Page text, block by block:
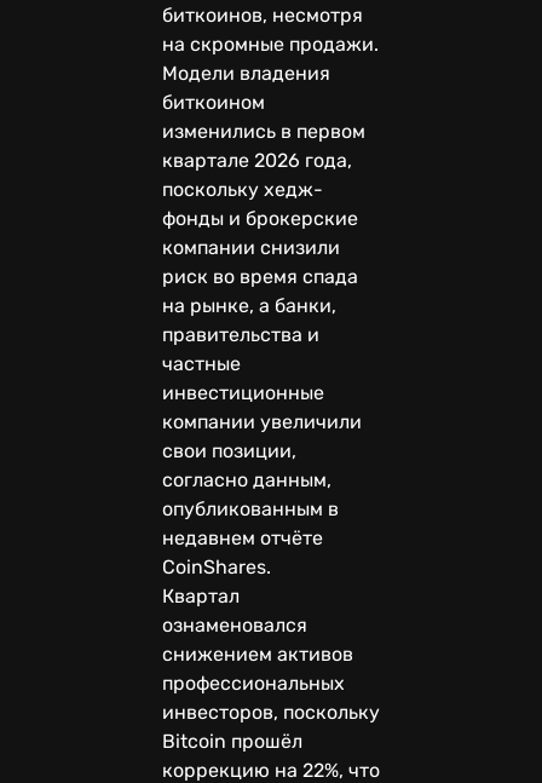
биткоинов, несмотря
на скромные продажи.
Модели владения
биткоином
изменились в первом
квартале 2026 года,
поскольку хедж-
фонды и брокерские
компании снизили
риск во время спада
на рынке, а банки,
правительства и
частные
инвестиционные
компании увеличили
свои позиции,
согласно данным,
опубликованным в
недавнем отчёте
CoinShares.
Квартал
ознаменовался
снижением активов
профессиональных
инвесторов, поскольку
Bitcoin прошёл
коррекцию на 22%, что